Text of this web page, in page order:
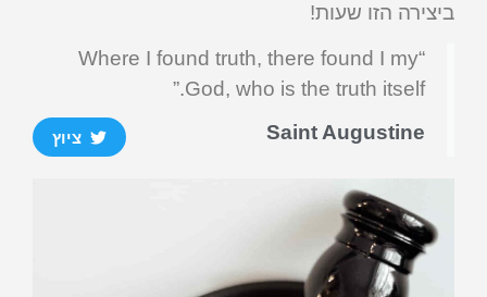
ביצירה הזו שעות!
“Where I found truth, there found I my
God, who is the truth itself.”
Saint Augustine
ציוץ